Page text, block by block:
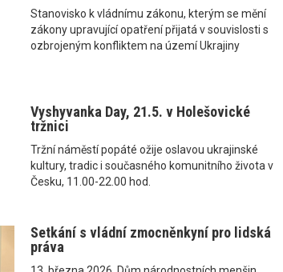
Stanovisko k vládnímu zákonu, kterým se mění
zákony upravující opatření přijatá v souvislosti s
ozbrojeným konfliktem na území Ukrajiny
Vyshyvanka Day, 21.5. v Holešovické
tržnici
Tržní náměstí popáté ožije oslavou ukrajinské
kultury, tradic i současného komunitního života v
Česku, 11.00-22.00 hod.
Setkání s vládní zmocněnkyní pro lidská
práva